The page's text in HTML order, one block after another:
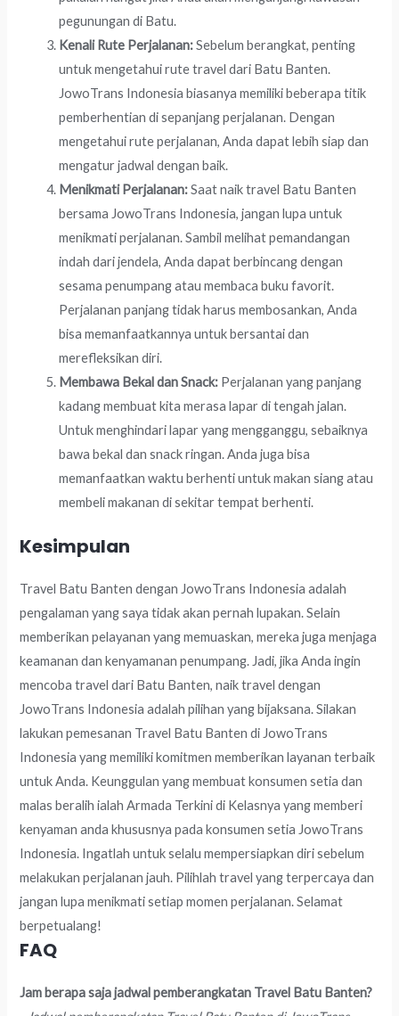
pegunungan di Batu.
Kenali Rute Perjalanan:Sebelum berangkat, penting
untuk mengetahui rute travel dari Batu Banten.
JowoTrans Indonesia biasanya memiliki beberapa titik
pemberhentian di sepanjang perjalanan. Dengan
mengetahui rute perjalanan, Anda dapat lebih siap dan
mengatur jadwal dengan baik.
Menikmati Perjalanan:Saat naik travel Batu Banten
bersama JowoTrans Indonesia, jangan lupa untuk
menikmati perjalanan. Sambil melihat pemandangan
indah dari jendela, Anda dapat berbincang dengan
sesama penumpang atau membaca buku favorit.
Perjalanan panjang tidak harus membosankan, Anda
bisa memanfaatkannya untuk bersantai dan
merefleksikan diri.
Membawa Bekal dan Snack: Perjalanan yang panjang
kadang membuat kita merasa lapar di tengah jalan.
Untuk menghindari lapar yang mengganggu, sebaiknya
bawa bekal dan snack ringan. Anda juga bisa
memanfaatkan waktu berhenti untuk makan siang atau
membeli makanan di sekitar tempat berhenti.
Kesimpulan
Travel Batu Banten dengan JowoTrans Indonesia adalah
pengalaman yang saya tidak akan pernah lupakan. Selain
memberikan pelayanan yang memuaskan, mereka juga menjaga
keamanan dan kenyamanan penumpang. Jadi, jika Anda ingin
mencoba travel dari Batu Banten, naik travel dengan
JowoTrans Indonesia adalah pilihan yang bijaksana. Silakan
lakukan pemesanan Travel Batu Banten di JowoTrans
Indonesia yang memiliki komitmen memberikan layanan terbaik
untuk Anda. Keunggulan yang membuat konsumen setia dan
malas beralih ialah Armada Terkini di Kelasnya yang memberi
kenyaman anda khususnya pada konsumen setia JowoTrans
Indonesia. Ingatlah untuk selalu mempersiapkan diri sebelum
melakukan perjalanan jauh. Pilihlah travel yang terpercaya dan
jangan lupa menikmati setiap momen perjalanan. Selamat
berpetualang!
FAQ
Jam berapa saja jadwal pemberangkatan Travel Batu Banten?